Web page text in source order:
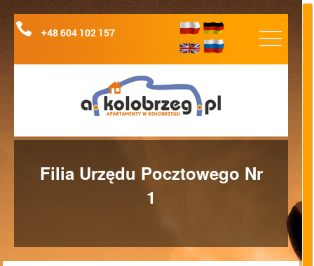
+48 604 102 157
NIEZBĘDNIK TURYSTY
Filia Urzędu Pocztowego Nr
1